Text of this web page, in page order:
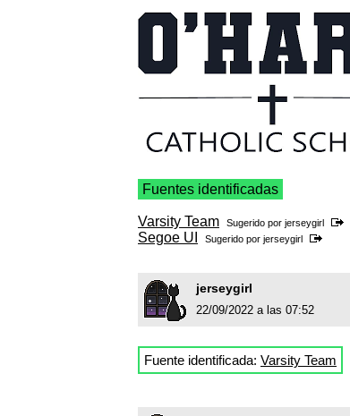
Fuentes identificadas
Varsity Team Sugerido por jerseygirl
Segoe UI Sugerido por jerseygirl
jerseygirl
22/09/2022 a las 07:52
Fuente identificada: Varsity Team